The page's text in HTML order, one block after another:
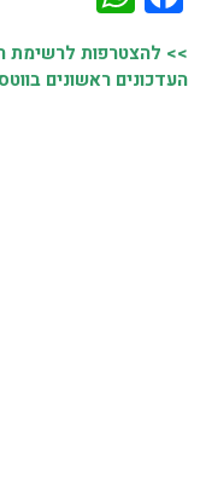
>> להצטרפות לרשימת
העדכונים ראשונים